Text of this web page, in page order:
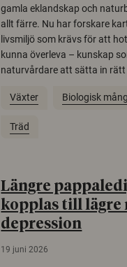
gamla eklandskap och
allt färre. Nu har forskare
livsmiljö som krävs för att
kunna överleva – kunskap
naturvårdare att sätta in rätt
Växter Biologisk
Träd
Längre
kopplas till lägre
depression
19 juni 2026